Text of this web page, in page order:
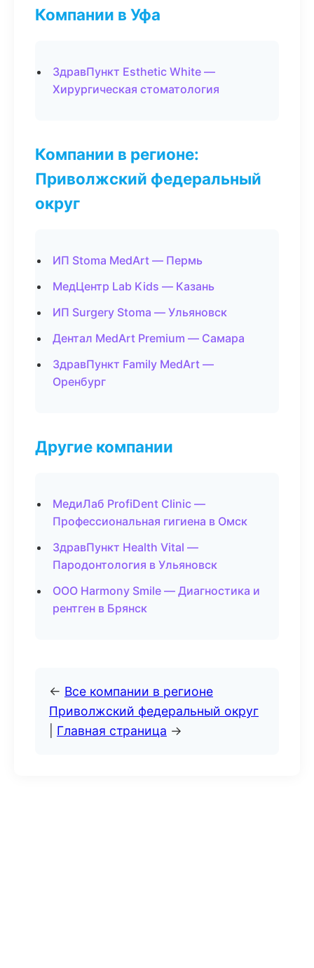
Компании в Уфа
ЗдравПункт Esthetic White —
Хирургическая стоматология
Компании в регионе:
Приволжский федеральный
округ
ИП Stoma MedArt — Пермь
МедЦентр Lab Kids — Казань
ИП Surgery Stoma — Ульяновск
Дентал MedArt Premium — Самара
ЗдравПункт Family MedArt —
Оренбург
Другие компании
МедиЛаб ProfiDent Clinic —
Профессиональная гигиена в Омск
ЗдравПункт Health Vital —
Пародонтология в Ульяновск
ООО Harmony Smile — Диагностика и
рентген в Брянск
← Все компании в регионе
Приволжский федеральный округ
Главная страница →